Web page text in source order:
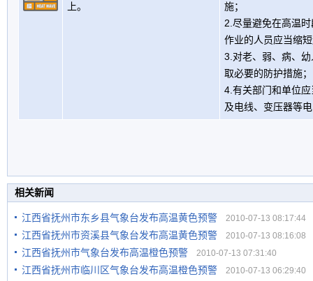
上。
施；
2.尽量避免在高温
作业的人员应当缩
3.对老、弱、病、
取必要的防护措施；
4.有关部门和单位
及电线、变压器等
相关新闻
江西省抚州市东乡县气象台发布高温黄色预警 2010-07-13 08:17:44
江西省抚州市资溪县气象台发布高温黄色预警 2010-07-13 08:16:08
江西省抚州市气象台发布高温橙色预警 2010-07-13 07:31:40
江西省抚州市临川区气象台发布高温橙色预警 2010-07-13 06:29:40